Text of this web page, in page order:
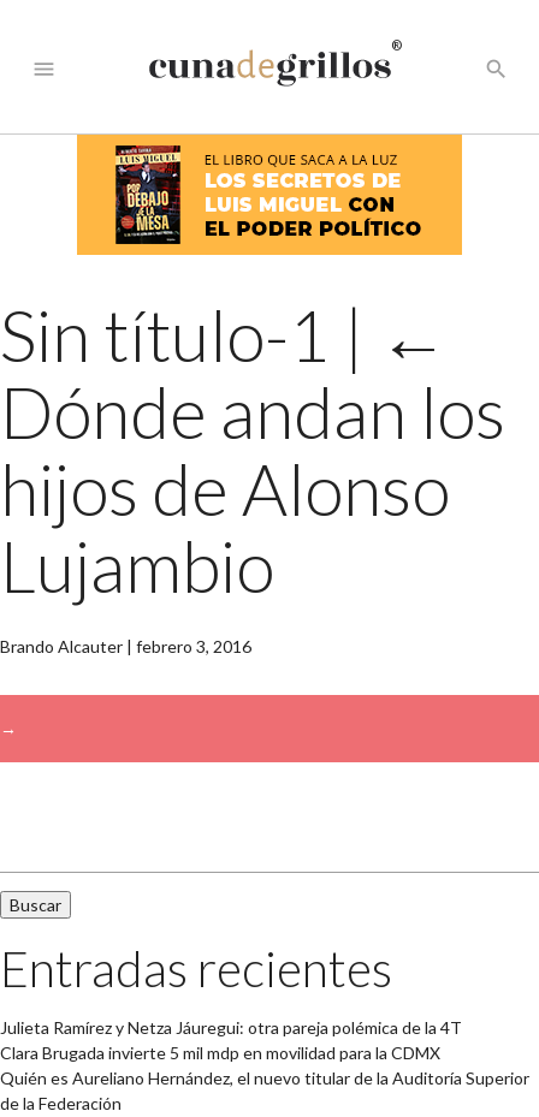
menu
®
search
Sin título-1 | ←
Dónde andan los
hijos de Alonso
Lujambio
Brando Alcauter | febrero 3, 2016
→
Entradas recientes
Julieta Ramírez y Netza Jáuregui: otra pareja polémica de la 4T
Clara Brugada invierte 5 mil mdp en movilidad para la CDMX
Quién es Aureliano Hernández, el nuevo titular de la Auditoría Superior
de la Federación